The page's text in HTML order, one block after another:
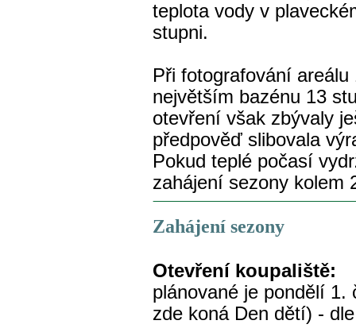
teplota vody v
stupni.
Při fotografování
největším bazénu 13
otevření však zbývaly
předpověď slibovala
Pokud teplé počasí
zahájení sezony kolem
Zahájení sezony
Otevření koupaliště:
plánované je pondělí 1.
zde koná Den dětí) -